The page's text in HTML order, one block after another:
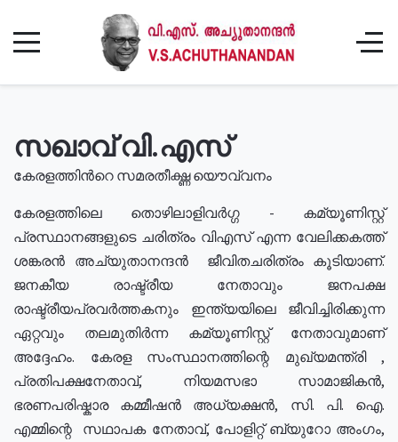
സഖാവ് വി.എസ്
കേരളത്തിൻറെ സമരതീക്ഷ്ണ യൌവ്വനം
കേരളത്തിലെ തൊഴിലാളിവർഗ്ഗ - കമ്യൂണിസ്റ്റ്
പ്രസ്ഥാനങ്ങളുടെ ചരിത്രം വിഎസ് എന്ന വേലിക്കകത്ത്
ശങ്കരൻ അച്യുതാനന്ദൻ ജീവിതചരിത്രം കൂടിയാണ്.
ജനകീയ രാഷ്ട്രീയ നേതാവും ജനപക്ഷ
രാഷ്ട്രീയപ്രവർത്തകനും ഇന്ത്യയിലെ ജീവിച്ചിരിക്കുന്ന
ഏറ്റവും തലമുതിർന്ന കമ്യൂണിസ്റ്റ് നേതാവുമാണ്
അദ്ദേഹം. കേരള സംസ്ഥാനത്തിന്റെ മുഖ്യമന്ത്രി ,
പ്രതിപക്ഷനേതാവ്, നിയമസഭാ സാമാജികൻ,
ഭരണപരിഷ്കാര കമ്മീഷൻ അധ്യക്ഷൻ, സി. പി. ഐ.
എമ്മിന്റെ സഥാപക നേതാവ്, പോളിറ്റ് ബ്യുറോ അംഗം,